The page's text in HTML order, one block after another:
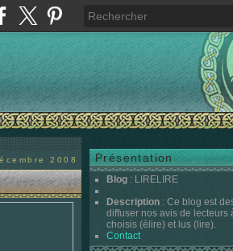
2008 Présentation
Blog : LIRELIRE
Description : Ce blog est
diffuser nos avis de lecteurs
choisis (élire) et lus (lire).
Contact